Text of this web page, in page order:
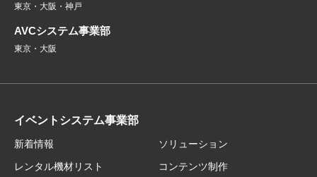
東京・大阪・神戸
AVCシステム事業部
東京・大阪
イベントシステム事業部
新着情報
ソリューション
レンタル機材リスト
コンテンツ制作